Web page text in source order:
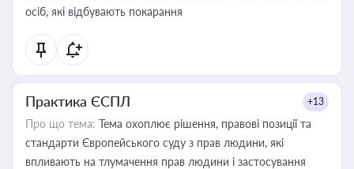
осіб, які відбувають покарання
Практика ЄСПЛ +13
Про що тема: Тема охоплює рішення, правові позиції та
стандарти Європейського суду з прав людини, які
впливають на тлумачення прав людини і застосування